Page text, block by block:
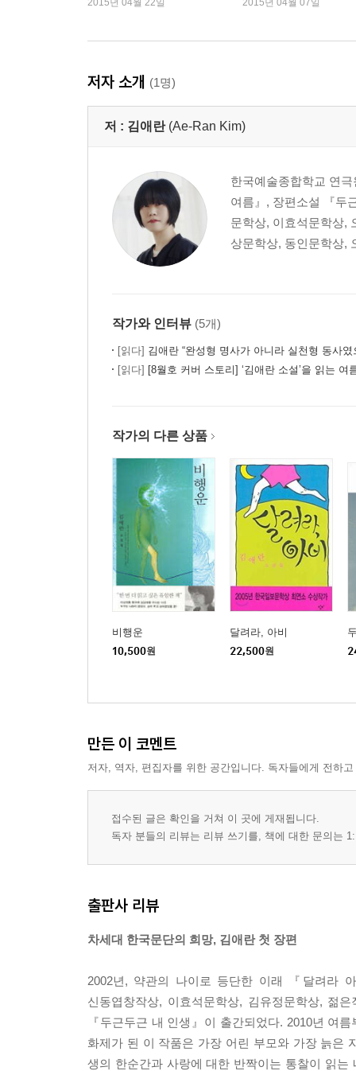
저자 소개 (1명)
저 : 김애란 (Ae-Ran Kim)
한국예술종합학교 연
여름』, 장편소설 『두
문학상, 이효석문학상,
상문학상, 동인문학상,
작가와 인터뷰 (5개)
[읽다] 김애란 “완성형 명사가 아니라 실천형 동사였
[읽다] [8월호 커버 스토리] ‘김애란 소설’을 읽는 여
작가의 다른 상품
비행운
10,500원
달려라, 아비
22,500원
만든 이 코멘트
저자, 역자, 편집자를 위한 공간입니다. 독자들에게 전하
접수된 글은 확인을 거쳐 이 곳에 게재됩니다.
독자 분들의 리뷰는 리뷰 쓰기를, 책에 대한 문의는
출판사 리뷰
차세대 한국문단의 희망, 김애란 첫 장편
2002년, 약관의 나이로 등단한 이래 『달려라
신동엽창작상, 이효석문학상, 김유정문학상, 젊
『두근두근 내 인생』이 출간되었다. 2010년 여
화제가 된 이 작품은 가장 어린 부모와 가장 늙은
생의 한순간과 사랑에 대한 반짝이는 통찰이 읽